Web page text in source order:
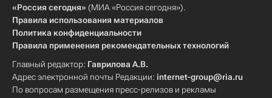
«Россия сегодня» (МИА «Россия сегодня»).
Правила использования материалов
Политика конфиденциальности
Правила применения рекомендательных технологий
Главный редактор: Гаврилова А.В.
Адрес электронной почты Редакции: internet-group@ria.ru
По вопросам размещения пресс-релизов и рекламы